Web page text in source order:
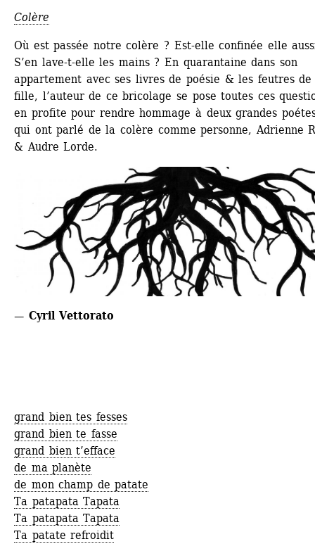
Colère
Où est passée notre colère ? Est-elle confinée elle
S’en lave-t-elle les mains ? En quarantaine dans son
appartement avec ses livres de poésie & les feutres de
fille, l’auteur de ce bricolage se pose toutes ces
en profite pour rendre hommage à deux grandes
qui ont parlé de la colère comme personne, Adrienne
& Audre Lorde.
— Cyril Vettorato
grand bien tes fesses
grand bien te fasse
grand bien t’efface
de ma planète
de mon champ de patate
Ta patapata Tapata
Ta patapata Tapata
Ta patate refroidit